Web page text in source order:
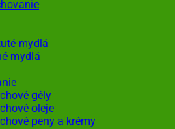
mydlá
mydlá
gély
oleje
peny a krémy